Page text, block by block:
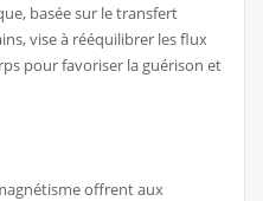
basée sur le transfert
vise à rééquilibrer les flux
pour favoriser la guérison et
offrent aux